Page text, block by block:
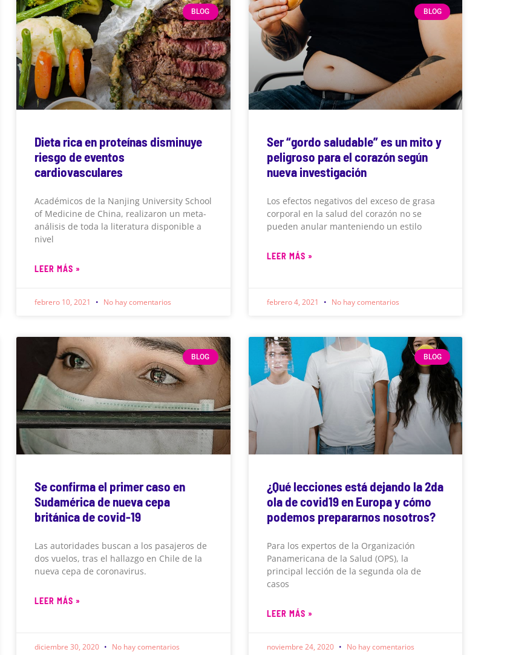
BLOG
Dieta rica en proteínas disminuye
riesgo de eventos
cardiovasculares
Académicos de la Nanjing University School
of Medicine de China, realizaron un meta-
análisis de toda la literatura disponible a
nivel
LEER MÁS »
febrero 10, 2021 No hay comentarios
BLOG
Ser “gordo saludable” es un mito y
peligroso para el corazón según
nueva investigación
Los efectos negativos del exceso de grasa
corporal en la salud del corazón no se
pueden anular manteniendo un estilo
LEER MÁS »
febrero 4, 2021 No hay comentarios
BLOG
Se confirma el primer caso en
Sudamérica de nueva cepa
británica de covid-19
Las autoridades buscan a los pasajeros de
dos vuelos, tras el hallazgo en Chile de la
nueva cepa de coronavirus.
LEER MÁS »
diciembre 30, 2020 No hay comentarios
BLOG
¿Qué lecciones está dejando la 2da
ola de covid19 en Europa y cómo
podemos prepararnos nosotros?
Para los expertos de la Organización
Panamericana de la Salud (OPS), la
principal lección de la segunda ola de
casos
LEER MÁS »
noviembre 24, 2020 No hay comentarios